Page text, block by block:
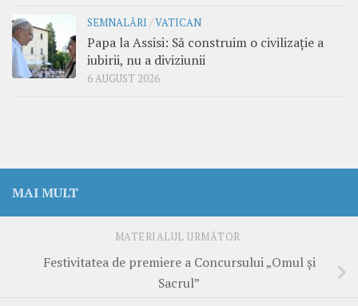
SEMNALĂRI /VATICAN
Papa la Assisi: Să construim o civilizație a
iubirii, nu a diviziunii
6 AUGUST 2026
MAI MULT
MATERIALUL URMĂTOR
Festivitatea de premiere a Concursului „Omul și
Sacrul”